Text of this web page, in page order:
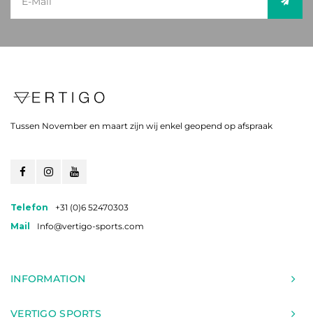
Tussen November en maart zijn wij enkel geopend op afspraak
Telefon
+31 (0)6 52470303
Mail
Info@vertigo-sports.com
INFORMATION
VERTIGO SPORTS